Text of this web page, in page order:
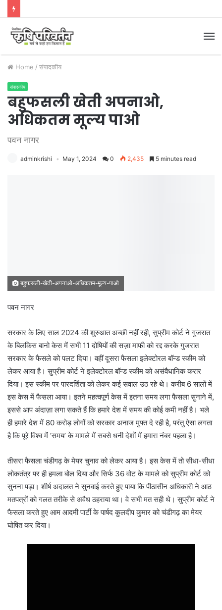
Home / संपादकीय
संपादकीय
बहुफसली खेती अपनाओ,
अधिकतम मूल्य पाओ
पवन नागर
adminkrishi May 1, 2024 0 2,435 5 minutes read
बहुफसली-खेती-अपनाओ-अधिकतम-मूल्य-पाओ
पवन नागर
सरकार के लिए साल 2024 की शुरुआत अच्छी नहीं रही, सुप्रीम कोर्ट ने गुजरात
के बिलकिस बानो केस में सभी 11 दोषियों की सज़ा माफी को रद्द करके गुजरात
सरकार के फैसले को पलट दिया। वहीं दूसरा फैसला इलेक्टोरल बॉन्ड स्कीम को
लेकर आया है। सुप्रीम कोर्ट ने इलेक्टोरल बॉन्ड स्कीम को असंवैधानिक करार
दिया। इस स्कीम पर पारदर्शिता को लेकर कई सवाल उठ रहे थे। करीब 6 सालों में
इस केस में फैसला आया। इतने महत्वपूर्ण केस में इतना समय लगा फैसला सुनाने में,
इससे आप अंदाज़ा लगा सकते हैं कि हमारे देश में समय की कोई कमी नहीं है। भले
ही हमारे देश में 80 करोड़ लोगों को सरकार अनाज मुफ्त दे रही है, परंतु ऐसा लगता
है कि पूरे विश्व में ‘समय’ के मामले में सबसे धनी देशों में हमारा नंबर पहला है।
तीसरा फैसला चंडीगढ़ के मेयर चुनाव को लेकर आया है। इस केस में तो सीधा-सीधा
लोकतंत्र पर ही हमला बोल दिया और सिर्फ 36 वोट के मामले को सुप्रीम कोर्ट को
सुनना पड़ा। शीर्ष अदालत ने सुनवाई करते हुए पाया कि पीठासीन अधिकारी ने आठ
मतपत्रों को गलत तरीके से अवैध ठहराया था। वे सभी मत सही थे। सुप्रीम कोर्ट ने
फैसला करते हुए आम आदमी पार्टी के पार्षद कुलदीप कुमार को चंडीगढ़ का मेयर
घोषित कर दिया।